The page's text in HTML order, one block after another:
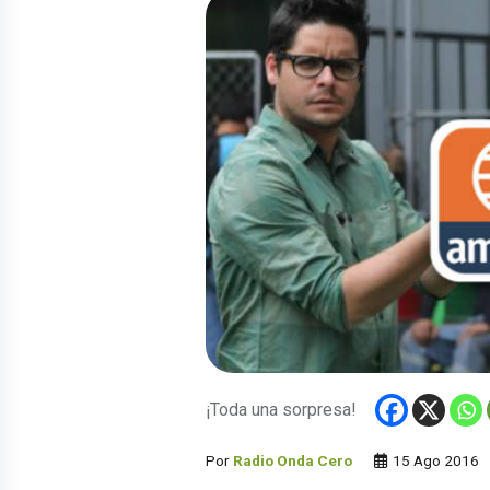
¡Toda una sorpresa!
Por Radio Onda Cero 15 Ago 2016